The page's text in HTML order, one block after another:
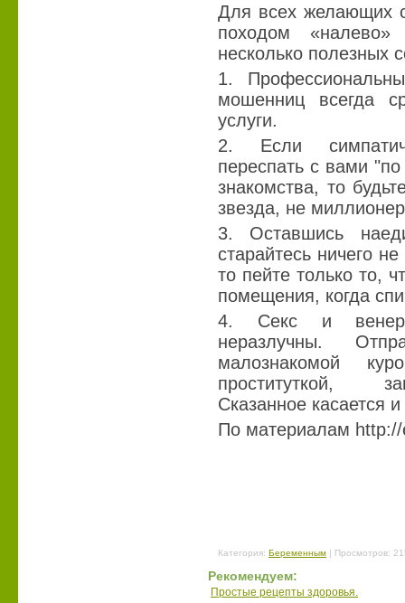
Для всех желающих
походом
несколько полезных
1.
мошенниц всегда
услуги.
2. Если
переспать с вами
знакомства, то
звезда, не
3. Оставшись
старайтесь ничего
то пейте только то,
помещения, когда
4. Секс и
неразлучны.
малознакомой
проституткой,
Сказанное касается
По материалам
Категория: Беременным | Просмотров:
Рекомендуем:
Простые рецепты здоровья.